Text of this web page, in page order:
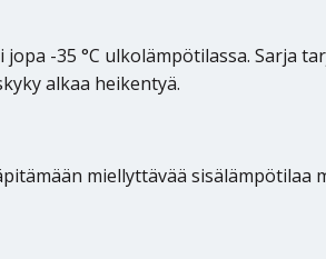
-35 °C ulkolämpötilassa. Sarja
alkaa heikentyä.
miellyttävää sisälämpötilaa